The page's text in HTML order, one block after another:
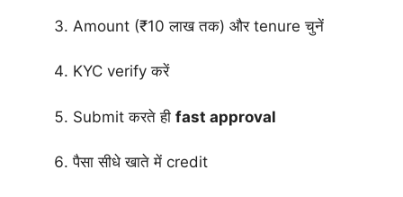
Amount (₹10 लाख तक) और tenure चुनें
KYC verify करें
Submit करते ही fast approval
पैसा सीधे खाते में credit